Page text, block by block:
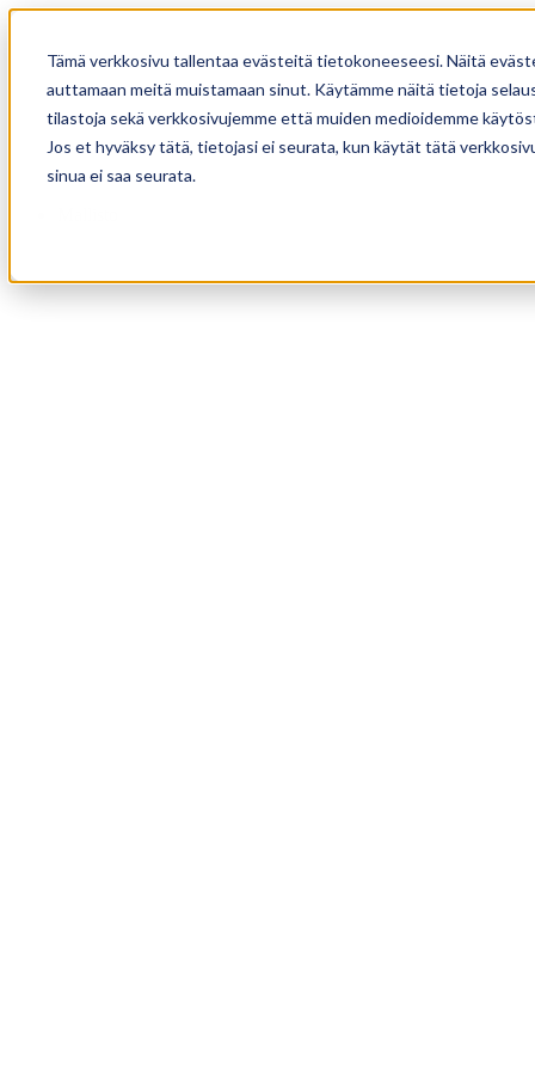
Tämä verkkosivu tallentaa evästeitä tietokoneeseesi. Näitä
auttamaan meitä muistamaan sinut. Käytämme näitä tietoja
tilastoja sekä verkkosivujemme että muiden medioidemme
Jos et hyväksy tätä, tietojasi ei seurata, kun käytät tätä
sinua ei saa seurata.